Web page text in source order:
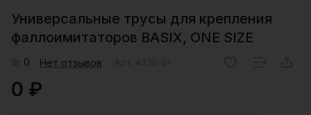
Универсальные трусы для крепления
фаллоимитаторов BASIX, ONE SIZE
0 Нет отзывов
0 ₽